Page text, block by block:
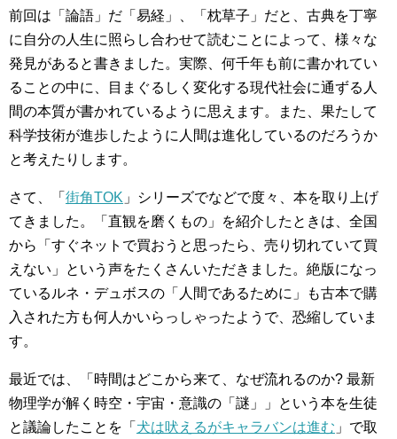
前回は「論語」だ「易経」、「枕草子」だと、古典を丁寧
に自分の人生に照らし合わせて読むことによって、様々な
発見があると書きました。実際、何千年も前に書かれてい
ることの中に、目まぐるしく変化する現代社会に通ずる人
間の本質が書かれているように思えます。また、果たして
科学技術が進歩したように人間は進化しているのだろうか
と考えたりします。
さて、「 街角TOK 」シリーズでなどで度々、本を取り上げ
てきました。「直観を磨くもの」を紹介したときは、全国
から「すぐネットで買おうと思ったら、売り切れていて買
えない」という声をたくさんいただきました。絶版になっ
ているルネ・デュボスの「人間であるために」も古本で購
入された方も何人かいらっしゃったようで、恐縮していま
す。
最近では、「時間はどこから来て、なぜ流れるのか? 最新
物理学が解く時空・宇宙・意識の「謎」」という本を生徒
と議論したことを「 犬は吠えるがキャラバンは進む 」で取